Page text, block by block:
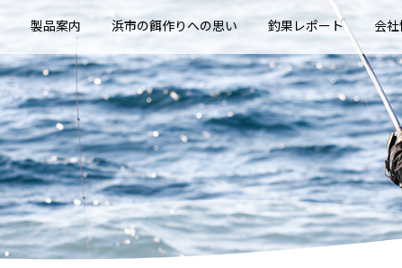
製品案内 浜市の餌作りへの思い 釣果レポート 会